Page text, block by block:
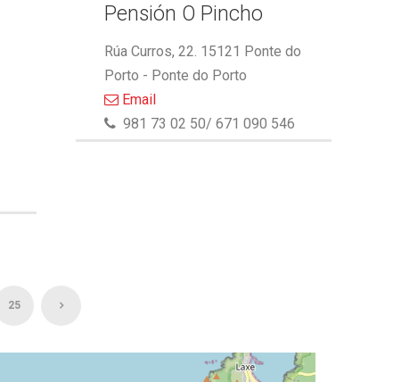
Pensión O Pincho
Rúa Curros, 22. 15121 Ponte do
Porto - Ponte do Porto
Email
981 73 02 50/ 671 090 546
25